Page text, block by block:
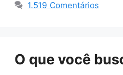
1.519 Comentários
O que você